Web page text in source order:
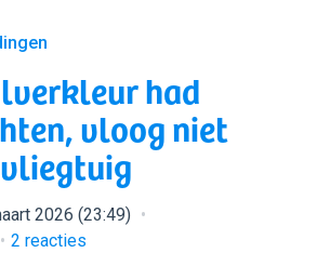
had
vloog niet
2026 (23:49)
2 reacties